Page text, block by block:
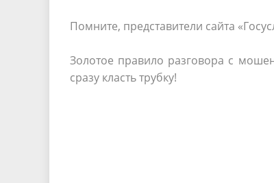
Помните, представители сайта
Золотое правило разговора с
сразу класть трубку!